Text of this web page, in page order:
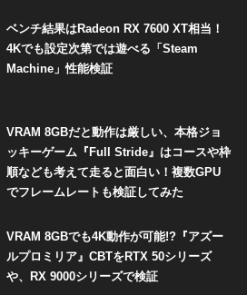
ベンチ結果はRadeon RX 7600 XT相当！
4Kでも設定次第では遊べる「Steam
Machine」性能検証
VRAM 8GBだと動作は厳しい、本格ジョ
ッキーゲーム『Full Stride』はコースや枠
順なども考えて走ると面白い！複数GPU
でフレームレートも検証してみた
VRAM 8GBでも4K動作が可能!?『アズー
ルプロミリア』CBTをRTX 50シリーズ
や、RX 9000シリーズで検証